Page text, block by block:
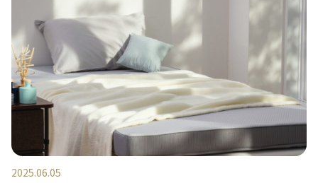
2025.06.05